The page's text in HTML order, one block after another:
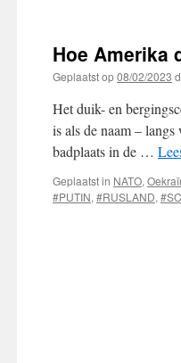
Hoe Amerika
Geplaatst op08/02/2023
Het duik- en
is als de naam –
badplaats in de …
Geplaatst in NATO,
#PUTIN, #RUSLAND,